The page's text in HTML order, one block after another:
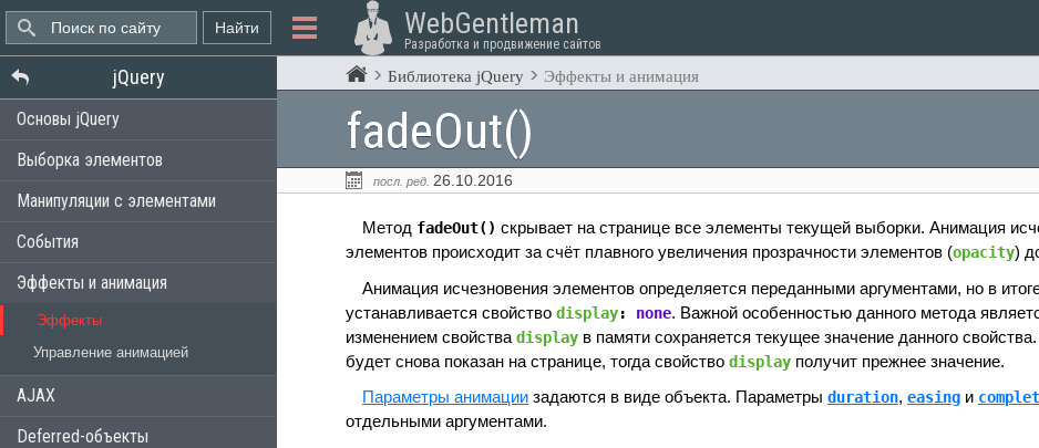
WebGentleman
Разработка и продвижение сайтов
Библиотека jQuery Эффекты и анимация
fadeOut()
посл. ред. 26.10.2016
Метод fadeOut() скрывает на странице все элементы текущей выборки. Анимация
элементов происходит за счёт плавного увеличения прозрачности элементов (opacity)
Анимация исчезновения элементов определяется переданными аргументами, но в
устанавливается свойство display: none. Важной особенностью данного метода
изменением свойства display в памяти сохраняется текущее значение данного
будет снова показан на странице, тогда свойство display получит прежнее значение.
Параметры анимации задаются в виде объекта. Параметры duration, easing и
отдельными аргументами.
jQuery
Основы jQuery
Выборка элементов
Манипуляции с элементами
События
Эффекты и анимация
Эффекты
Управление анимацией
AJAX
Deferred-объекты